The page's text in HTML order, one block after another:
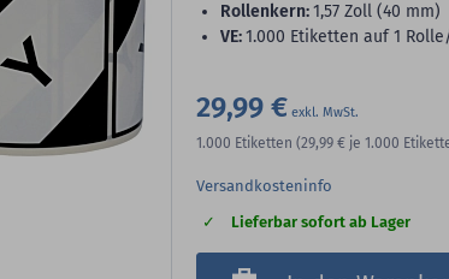
Rollenkern:1,57 Zoll (40 mm)
VE:1.000 Etiketten auf 1
29,99 €
1.000 Etiketten (29,99 € je 1.000
Versandkosteninfo
Lieferbar sofort ab Lager